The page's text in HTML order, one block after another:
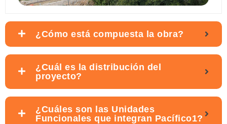
¿Cómo está compuesta la obra?
¿Cuál es la distribución del
proyecto?
¿Cuáles son las Unidades
Funcionales que integran Pacífico1?